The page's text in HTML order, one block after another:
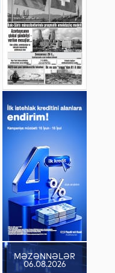
MƏZƏNNƏLƏR
06.08.2026